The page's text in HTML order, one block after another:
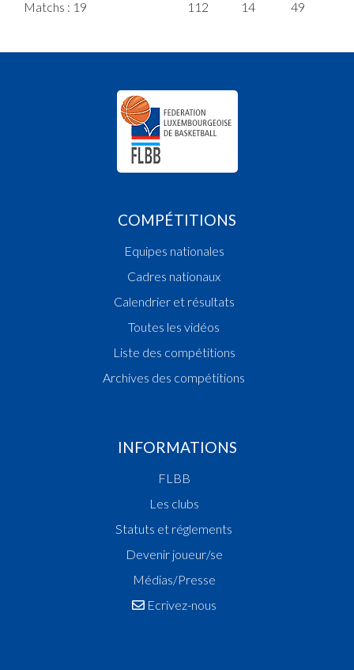
Matchs : 19 112 14 49
COMPÉTITIONS
Equipes nationales
Cadres nationaux
Calendrier et résultats
Toutes les vidéos
Liste des compétitions
Archives des compétitions
INFORMATIONS
FLBB
Les clubs
Statuts et réglements
Devenir joueur/se
Médias/Presse
Ecrivez-nous